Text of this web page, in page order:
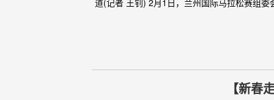
道(记者 王钊) 2月1日，兰州国际马拉松赛组
【新春